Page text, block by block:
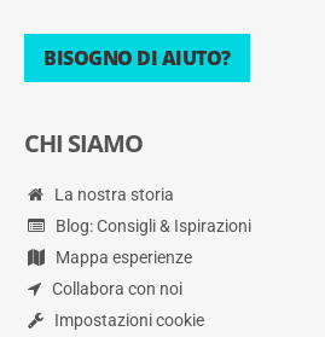
BISOGNO DI AIUTO?
CHI SIAMO
La nostra storia
Blog: Consigli & Ispirazioni
Mappa esperienze
Collabora con noi
Impostazioni cookie